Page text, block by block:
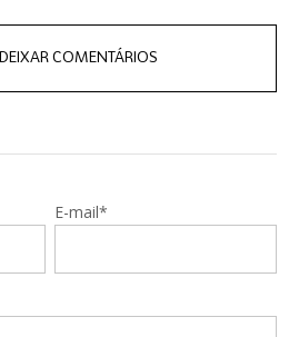
DEIXAR COMENTÁRIOS
E-mail*